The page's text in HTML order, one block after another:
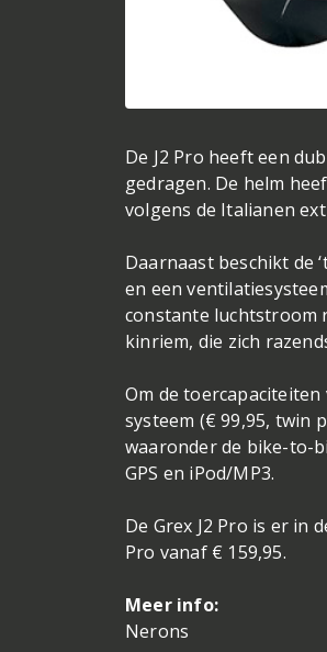
De J2 Pro heeft een
gedragen. De helm
volgens de Italianen
Daarnaast beschikt de
en een
constante luchtstroom
kinriem, die zich
Om de
systeem (€ 99,95, twin
waaronder de bike-to-
GPS en iPod/MP3.
De Grex J2 Pro is er in
Pro vanaf € 159,95.
Meer info:
Nerons